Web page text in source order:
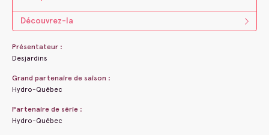
Découvrez-la
Présentateur :
Desjardins
Grand partenaire de saison :
Hydro-Québec
Partenaire de série :
Hydro-Québec